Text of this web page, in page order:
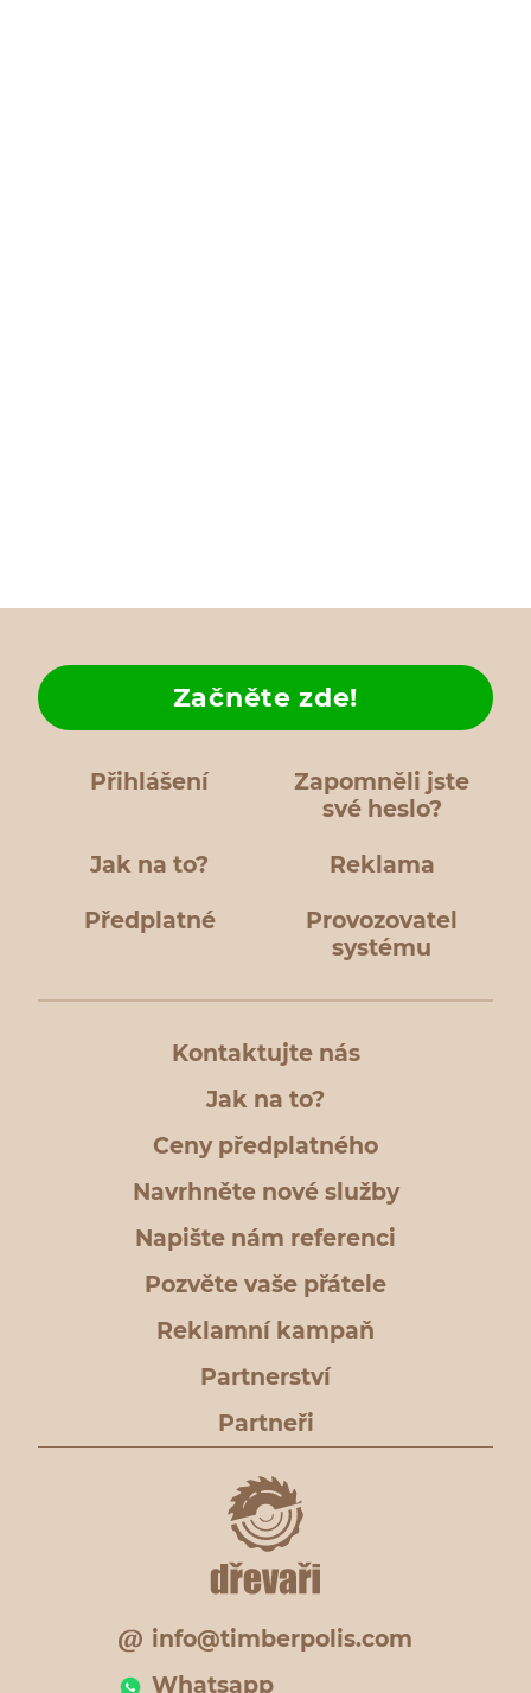
Přihlášení
Zapomněli jste
své heslo?
Jak na to?
Začněte zde!
Reklama
Předplatné
Provozovatel
systému
Kontaktujte nás
Jak na to?
Ceny předplatného
Navrhněte nové služby
Napište nám referenci
Pozvěte vaše přátele
Reklamní kampaň
Partnerství
Partneři
info@timberpolis.com
Whatsapp